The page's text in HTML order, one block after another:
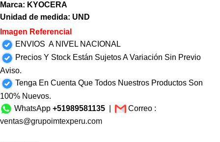
Marca: KYOCERA
Unidad de medida: UND
Imagen Referencial
ENVIOS A NIVEL NACIONAL
Precios Y Stock Están Sujetos A Variación Sin Previo
Aviso.
Tenga En Cuenta Que Todos Nuestros Productos Son
100% Nuevos.
WhatsApp +51989581135
Correo :
ventas@grupoimtexperu.com